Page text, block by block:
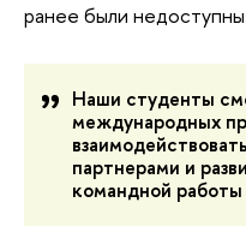
ранее были
Наши студенты
международных
партнерами и
командной